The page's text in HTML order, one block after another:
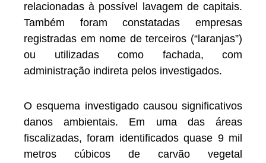
relacionadas à possível lavagem de capitais.
Também foram constatadas empresas
registradas em nome de terceiros (“laranjas”)
ou utilizadas como fachada, com
administração indireta pelos investigados.
O esquema investigado causou significativos
danos ambientais. Em uma das áreas
fiscalizadas, foram identificados quase 9 mil
metros cúbicos de carvão vegetal